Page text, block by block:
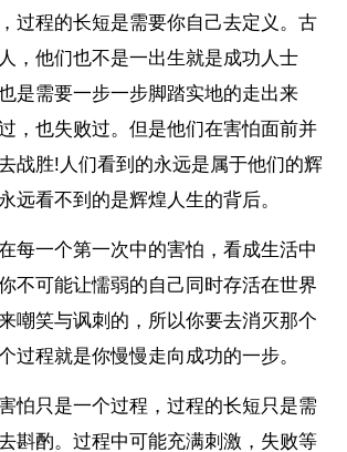
过程的长短是需要你自己去定义。古
，他们也不是一出生就是成功人士
是需要一步一步脚踏实地的走出来
，也失败过。但是他们在害怕面前并
战胜!人们看到的永远是属于他们的辉
远看不到的是辉煌人生的背后。
每一个第一次中的害怕，看成生活中
不可能让懦弱的自己同时存活在世界
嘲笑与讽刺的，所以你要去消灭那个
过程就是你慢慢走向成功的一步。
怕只是一个过程，过程的长短只是需
斟酌。过程中可能充满刺激，失败等